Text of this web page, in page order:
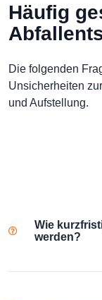
Häufig
Die folgenden
Unsicherheiten
und Aufstellung.
Wie
werden?